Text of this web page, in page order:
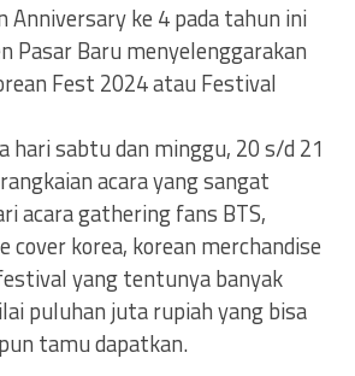
Anniversary ke 4 pada tahun ini
Pasar Baru menyelenggarakan
Fest 2024 atau Festival
hari sabtu dan minggu, 20 s/d 21
acara yang sangat
acara gathering fans BTS,
cover korea, korean merchandise
yang tentunya banyak
puluhan juta rupiah yang bisa
tamu dapatkan.